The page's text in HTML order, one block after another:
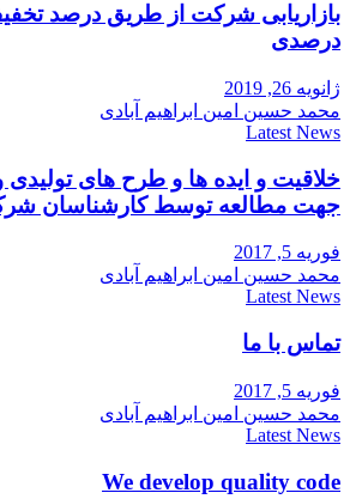
بازاریابی شرکت از طریق درصد
درصدی
ژانویه 26, 2019
محمد حسین امین ابراهیم آبادی
Latest News
خلاقیت و ایده ها و طرح های
جهت مطالعه توسط کارشناسان
فوریه 5, 2017
محمد حسین امین ابراهیم آبادی
Latest News
تماس با ما
فوریه 5, 2017
محمد حسین امین ابراهیم آبادی
Latest News
We develop quality code